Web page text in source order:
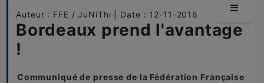
Auteur : FFE / JuNiThi | Date : 12-11-2018
Bordeaux prend l'avantage
!
Communiqué de presse de la Fédération Française